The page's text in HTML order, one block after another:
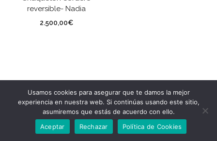
reversible- Nadia
2.500,00€
Usamos cookies para asegurar que te damos la mejor
experiencia en nuestra web. Si continúas usando este sitio,
asumiremos que estás de acuerdo con ello.
Aceptar
Rechazar Política de Cookies